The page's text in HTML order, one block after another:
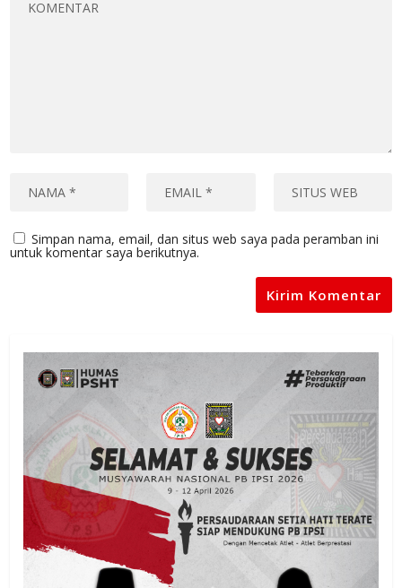
Simpan nama, email, dan situs web saya pada peramban ini
untuk komentar saya berikutnya.